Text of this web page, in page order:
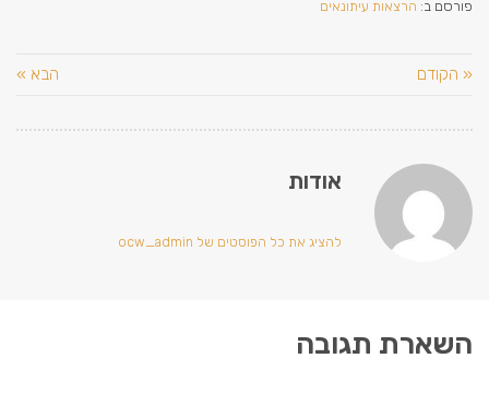
פורסם ב: הרצאות עיתונאים
« הקודם הבא »
אודות
להציג את כל הפוסטים של ocw_admin
השארת תגובה